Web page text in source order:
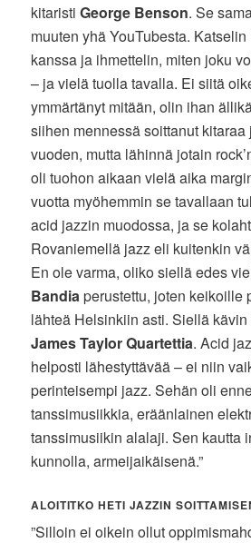
kitaristiGeorge Benson. Se
muuten yhä YouTubesta.
kanssa ja ihmettelin, miten joku
– ja vielä tuolla tavalla. Ei siitä
ymmärtänyt mitään, olin ihan
siihen mennessä soittanut kitaraa
vuoden, mutta lähinnä jotain
oli tuohon aikaan vielä aika
vuotta myöhemmin se tavallaan
acid jazzin muodossa, ja se
Rovaniemellä jazz eli kuitenkin
En ole varma, oliko siellä edes
Bandiaperustettu, joten keikoille
lähteä Helsinkiin asti. Siellä
James Taylor Quartettia. Acid
helposti lähestyttävää – ei niin
perinteisempi jazz. Sehän oli
tanssimusiikkia, eräänlainen
tanssimusiikin alalaji. Sen kautta
kunnolla, armeijaikäisenä.”
ALOITITKO HETI JAZZIN
”Silloin ei oikein ollut